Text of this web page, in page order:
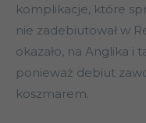
komplikacje, które
nie zadebiutował w
okazało, na Anglika i
ponieważ debiut
koszmarem.